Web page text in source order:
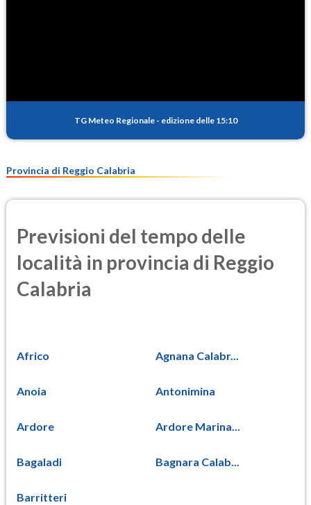
TG Meteo Regionale - edizione delle 15:10
Provincia di Reggio Calabria
Previsioni del tempo delle
località in provincia di Reggio
Calabria
Africo Agnana Calabr...
Anoia Antonimina
Ardore Ardore Marina...
Bagaladi Bagnara Calab...
Barritteri